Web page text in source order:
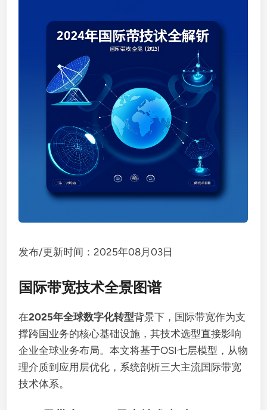
发布/更新时间：2025年08月03日
国际带宽技术全景图谱
在2025年全球数字化转型背景下，国际带宽作为支
撑跨国业务的核心基础设施，其技术选型直接影响
企业全球业务布局。本文将基于OSI七层模型，从物
理介质到应用层优化，系统剖析三大主流国际带宽
技术体系。